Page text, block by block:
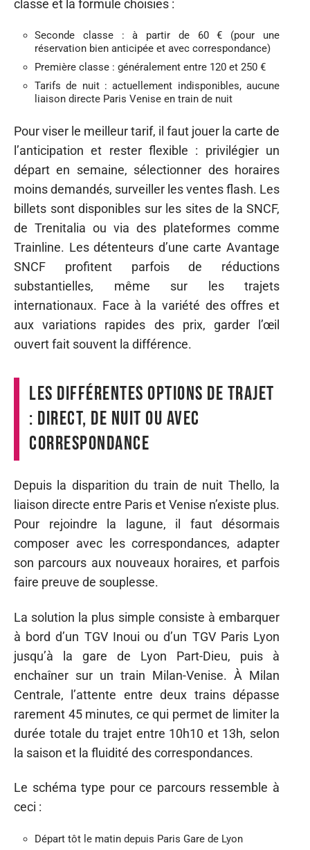
classe et la formule choisies :
Seconde classe : à partir de 60 € (pour une
réservation bien anticipée et avec correspondance)
Première classe : généralement entre 120 et 250 €
Tarifs de nuit : actuellement indisponibles, aucune
liaison directe Paris Venise en train de nuit
Pour viser le meilleur tarif, il faut jouer la carte de
l’anticipation et rester flexible : privilégier un
départ en semaine, sélectionner des horaires
moins demandés, surveiller les ventes flash. Les
billets sont disponibles sur les sites de la SNCF,
de Trenitalia ou via des plateformes comme
Trainline. Les détenteurs d’une carte Avantage
SNCF profitent parfois de réductions
substantielles, même sur les trajets
internationaux. Face à la variété des offres et
aux variations rapides des prix, garder l’œil
ouvert fait souvent la différence.
Les différentes options de trajet
: direct, de nuit ou avec
correspondance
Depuis la disparition du train de nuit Thello, la
liaison directe entre Paris et Venise n’existe plus.
Pour rejoindre la lagune, il faut désormais
composer avec les correspondances, adapter
son parcours aux nouveaux horaires, et parfois
faire preuve de souplesse.
La solution la plus simple consiste à embarquer
à bord d’un TGV Inoui ou d’un TGV Paris Lyon
jusqu’à la gare de Lyon Part-Dieu, puis à
enchaîner sur un train Milan-Venise. À Milan
Centrale, l’attente entre deux trains dépasse
rarement 45 minutes, ce qui permet de limiter la
durée totale du trajet entre 10h10 et 13h, selon
la saison et la fluidité des correspondances.
Le schéma type pour ce parcours ressemble à
ceci :
Départ tôt le matin depuis Paris Gare de Lyon